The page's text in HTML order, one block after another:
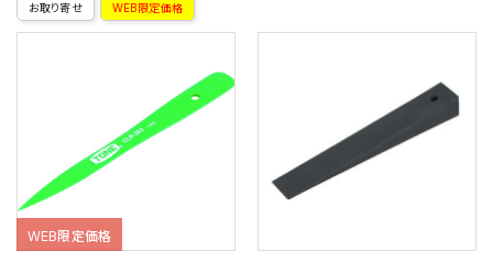
お取り寄せ WEB限定価格
WEB限定価格